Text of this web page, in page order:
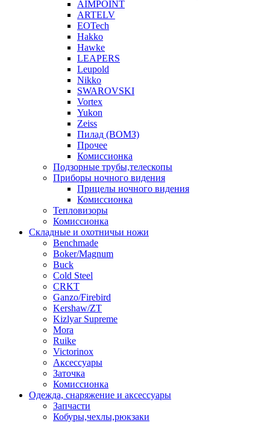
AIMPOINT
ARTELV
EOTech
Hakko
Hawke
LEAPERS
Leupold
Nikko
SWAROVSKI
Vortex
Yukon
Zeiss
Пилад (ВОМЗ)
Прочее
Комиссионка
Подзорные трубы,телескопы
Приборы ночного видения
Прицелы ночного видения
Комиссионка
Тепловизоры
Комиссионка
Складные и охотничьи ножи
Benchmade
Boker/Magnum
Buck
Cold Steel
CRKT
Ganzo/Firebird
Kershaw/ZT
Kizlyar Supreme
Mora
Ruike
Victorinox
Аксессуары
Заточка
Комиссионка
Одежда, снаряжение и аксессуары
Запчасти
Кобуры,чехлы,рюкзаки